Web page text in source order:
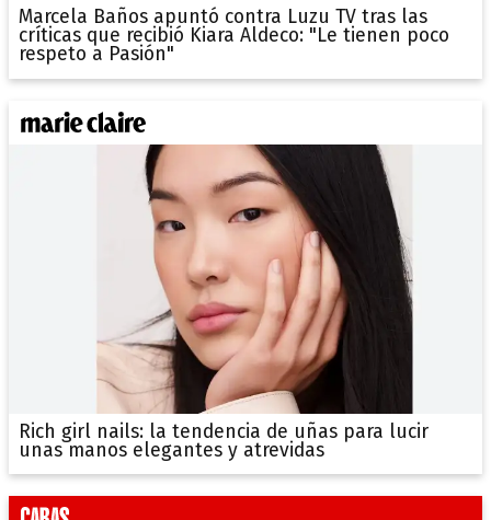
Marcela Baños apuntó contra Luzu TV tras las
críticas que recibió Kiara Aldeco: "Le tienen poco
respeto a Pasión"
Rich girl nails: la tendencia de uñas para lucir
unas manos elegantes y atrevidas